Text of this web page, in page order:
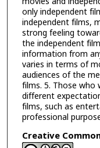
only independent
independent films,
strong feeling
the independent
information from
varies in terms of
audiences of the
films. 5. Those who
different
films, such as
professional
Creative